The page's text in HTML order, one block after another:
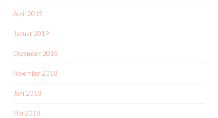
April 2019
Januar 2019
Dezember 2018
November 2018
Juni 2018
Mai 2018